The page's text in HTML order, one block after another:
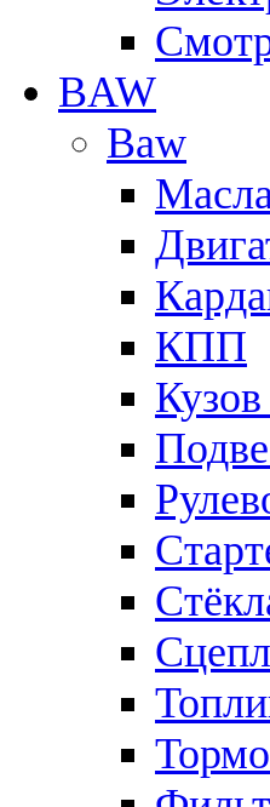
BAW
Baw
КПП